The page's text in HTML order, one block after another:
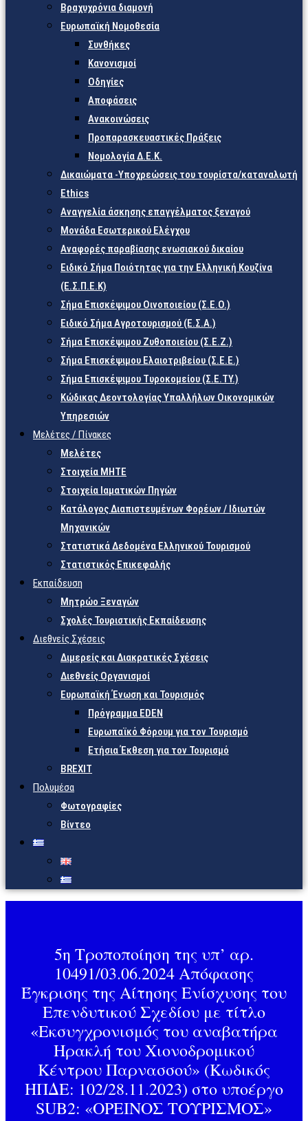
Βραχυχρόνια διαμονή
Ευρωπαϊκή Νομοθεσία
Συνθήκες
Κανονισμοί
Οδηγίες
Αποφάσεις
Ανακοινώσεις
Προπαρασκευαστικές Πράξεις
Νομολογία Δ.Ε.Κ.
Δικαιώματα -Υποχρεώσεις του τουρίστα/καταναλωτή
Ethics
Αναγγελία άσκησης επαγγέλματος ξεναγού
Μονάδα Εσωτερικού Ελέγχου
Αναφορές παραβίασης ενωσιακού δικαίου
Ειδικό Σήμα Ποιότητας για την Ελληνική Κουζίνα
(Ε.Σ.Π.Ε.Κ)
Σήμα Επισκέψιμου Οινοποιείου (Σ.Ε.Ο.)
Ειδικό Σήμα Αγροτουρισμού (Ε.Σ.Α.)
Σήμα Επισκέψιμου Ζυθοποιείου (Σ.Ε.Ζ.)
Σήμα Επισκέψιμου Ελαιοτριβείου (Σ.Ε.Ε.)
Σήμα Επισκέψιμου Τυροκομείου (Σ.Ε.TY.)
Κώδικας Δεοντολογίας Υπαλλήλων Οικονομικών
Υπηρεσιών
Μελέτες / Πίνακες
Μελέτες
Στοιχεία ΜΗΤΕ
Στοιχεία Ιαματικών Πηγών
Κατάλογος Διαπιστευμένων Φορέων / Ιδιωτών
Μηχανικών
Στατιστικά Δεδομένα Ελληνικού Τουρισμού
Στατιστικός Επικεφαλής
Εκπαίδευση
Μητρώο Ξεναγών
Σχολές Τουριστικής Εκπαίδευσης
Διεθνείς Σχέσεις
Διμερείς και Διακρατικές Σχέσεις
Διεθνείς Οργανισμοί
Ευρωπαϊκή Ένωση και Τουρισμός
Πρόγραμμα EDEN
Ευρωπαϊκό Φόρουμ για τον Τουρισμό
Ετήσια Έκθεση για τον Τουρισμό
BREXIT
Πολυμέσα
Φωτογραφίες
Βίντεο
5η Τροποποίηση της υπ’ αρ.
10491/03.06.2024 Απόφασης
Έγκρισης της Αίτησης Ενίσχυσης του
Επενδυτικού Σχεδίου με τίτλο
«Εκσυγχρονισμός του αναβατήρα
Ηρακλή του Χιονοδρομικού
Κέντρου Παρνασσού» (Κωδικός
ΗΠΔΕ: 102/28.11.2023) στο υποέργο
SUB2: «ΟΡΕΙΝΟΣ ΤΟΥΡΙΣΜΟΣ»